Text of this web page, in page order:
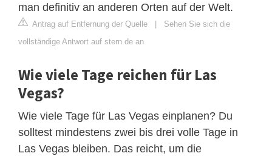
man definitiv an anderen Orten auf der Welt.
Antrag auf Entfernung der Quelle | Sehen Sie sich die
vollständige Antwort auf stern.de an
Wie viele Tage reichen für Las
Vegas?
Wie viele Tage für Las Vegas einplanen? Du
solltest mindestens zwei bis drei volle Tage in
Las Vegas bleiben. Das reicht, um die